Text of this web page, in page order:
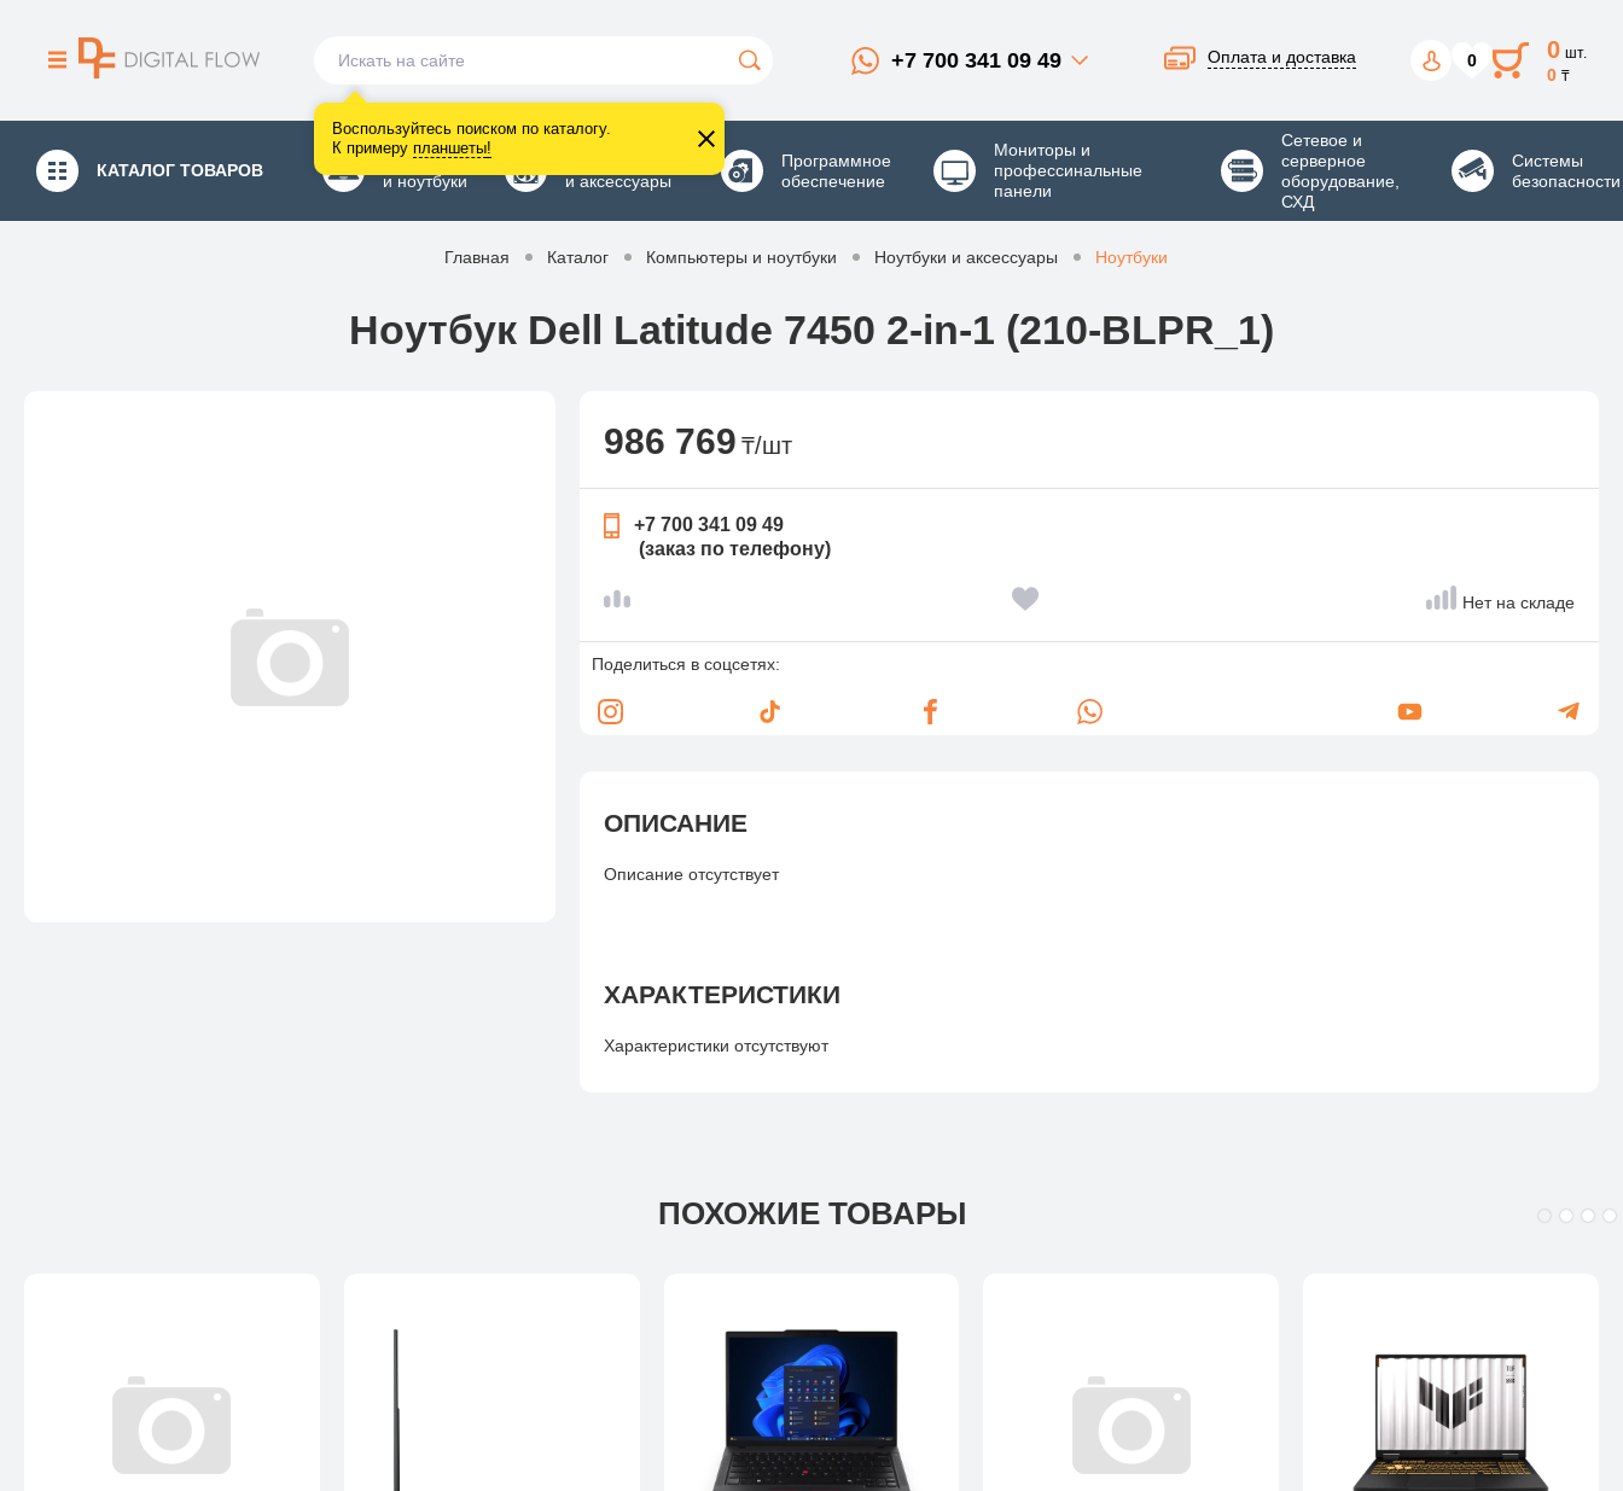
Воспользуйтесь поиском по каталогу.
К примеру планшеты!
+7 700 341 09 49 Оплата и доставка 0 0 шт.
0 ₸
КАТАЛОГ ТОВАРОВ
Компьютеры
и ноутбуки
и аксессуары
Программное
обеспечение
Мониторы и
профессинальные
панели
Сетевое и
серверное
оборудование,
СХД
Системы
безопасности
Главная Каталог Компьютеры и ноутбуки Ноутбуки и аксессуары Ноутбуки
Ноутбук Dell Latitude 7450 2-in-1 (210-BLPR_1)
ОПИСАНИЕ
Описание отсутствует
ХАРАКТЕРИСТИКИ
Характеристики отсутствуют
986 769 ₸/шт
+7 700 341 09 49
(заказ по телефону)
Нет на складе
Поделиться в соцсетях:
ПОХОЖИЕ ТОВАРЫ